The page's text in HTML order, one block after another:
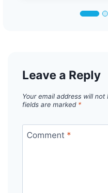
Leave a Reply
Your email address will not
fields are marked *
Comment *